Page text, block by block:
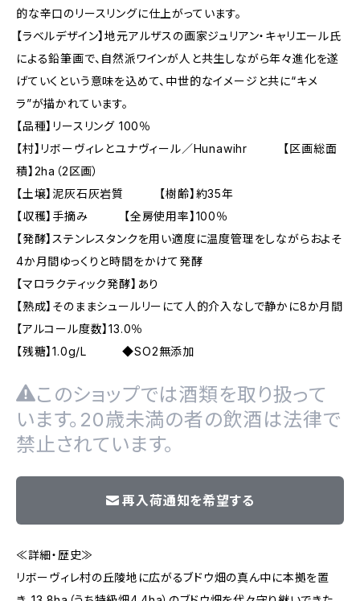
的な辛口のリースリングに仕上がっています。
【ラベルデザイン】地元アルザスの画家ジュリアン・キャリエール氏
による鉛筆画で、自然派ワインが人と共生しながら年々進化を遂
げていくという意味を込めて、中世的なイメージと共に“キメ
ラ”が描かれています。
【品種】リースリング 100％
【村】リボーヴィレとユナヴィール／Hunawihr 【区画総面
積】2ha（2区画）
【土壌】泥灰石灰岩質 【樹齢】約35年
【収穫】手摘み 【全房使用率】100％
【発酵】ステンレスタンクを用い適度に温度管理をしながらおよそ
4か月間ゆっくりと時間をかけて発酵
【マロラクティック発酵】あり
【熟成】そのままシュールリーにて人的介入なしで静かに8か月間
【アルコール度数】13.0％
【残糖】1.0g/L ◆SO2無添加
このショップでは酒類を取り扱って
います。20歳未満の者の飲酒は法律で
禁止されています。
再入荷通知を希望する
≪詳細・歴史≫
リボーヴィレ村の丘陵地に広がるブドウ畑の真ん中に本拠を置